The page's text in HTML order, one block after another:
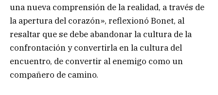
una nueva comprensión de la realidad, a través de
la apertura del corazón», reflexionó Bonet, al
resaltar que se debe abandonar la cultura de la
confrontación y convertirla en la cultura del
encuentro, de convertir al enemigo como un
compañero de camino.